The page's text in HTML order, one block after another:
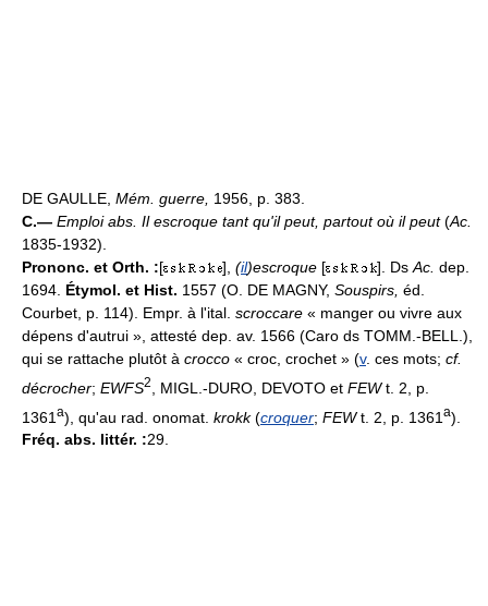
DE GAULLE, Mém. guerre, 1956, p. 383.
C.— Emploi abs. Il escroque tant qu'il peut, partout où il peut(Ac.
1835-1932).
Prononc. et Orth. :[ ], (il)escroque [ ]. Ds Ac. dep.
1694. Étymol. et Hist. 1557 (O. DE MAGNY, Souspirs, éd.
Courbet, p. 114). Empr. à l'ital. scroccare « manger ou vivre aux
dépens d'autrui », attesté dep. av. 1566 (Caro ds TOMM.-BELL.),
qui se rattache plutôt à crocco « croc, crochet » (v. ces mots; cf.
décrocher; EWFS2 , MIGL.-DURO, DEVOTO et FEWt. 2, p.
1361 a), qu'au rad. onomat. krokk(croquer; FEWt. 2, p. 1361 a).
Fréq. abs. littér. :29.